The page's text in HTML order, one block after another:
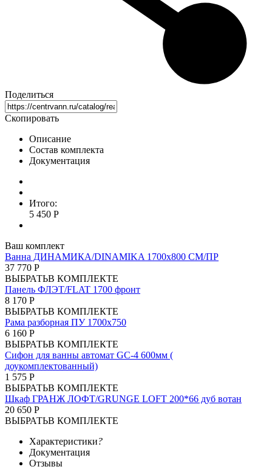
Поделиться
Скопировать
Описание
Состав комплекта
Документация
Итого:
5 450 Р
Ваш комплект
Ванна ДИНАМИКА/DINAMIKA 1700х800 СМ/ПР
37 770 Р
ВЫБРАТЬВ КОМПЛЕКТЕ
Панель ФЛЭТ/FLAT 1700 фронт
8 170 Р
ВЫБРАТЬВ КОМПЛЕКТЕ
Рама разборная ПУ 1700х750
6 160 Р
ВЫБРАТЬВ КОМПЛЕКТЕ
Сифон для ванны автомат GC-4 600мм (
доукомплектованный)
1 575 Р
ВЫБРАТЬВ КОМПЛЕКТЕ
Шкаф ГРАНЖ ЛОФТ/GRUNGE LOFT 200*66 дуб вотан
20 650 Р
ВЫБРАТЬВ КОМПЛЕКТЕ
Характеристики?
Документация
Отзывы